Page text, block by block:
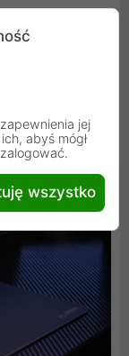
16,8
które możesz
jej
abyś mógł
wszystko